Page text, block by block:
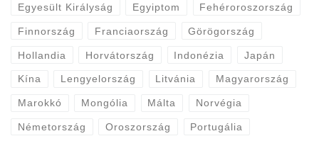
Egyesült Királyság Egyiptom Fehéroroszország
Finnország Franciaország Görögország
Hollandia Horvátország Indonézia Japán
Kína Lengyelország Litvánia Magyarország
Marokkó Mongólia Málta Norvégia
Németország Oroszország Portugália